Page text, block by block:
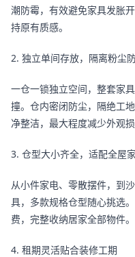
潮防霉，有效避免家具发胀
持原有质感。
2. 独立单间存放，隔离粉尘
一仓一锁独立空间，整套家
撞。仓内密闭防尘，隔绝工
净整洁，最大程度减少外观损
3. 仓型大小齐全，适配全屋
从小件家电、零散摆件，到
具，多款规格仓型随心挑选
费，完整收纳居家全部物件。
4. 租期灵活贴合装修工期